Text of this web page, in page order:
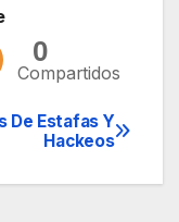
0
Compartidos
De Estafas Y
Hackeos